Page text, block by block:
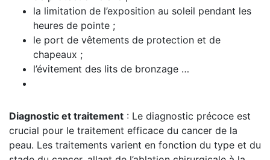
la limitation de l’exposition au soleil pendant les
heures de pointe ;
le port de vêtements de protection et de
chapeaux ;
l’évitement des lits de bronzage …
Diagnostic et traitement : Le diagnostic précoce est
crucial pour le traitement efficace du cancer de la
peau. Les traitements varient en fonction du type et du